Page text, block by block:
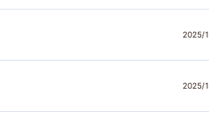
2025/
2025/